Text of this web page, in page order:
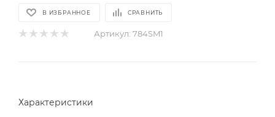
В ИЗБРАННОЕ СРАВНИТЬ
Артикул: 784SM1
Характеристики